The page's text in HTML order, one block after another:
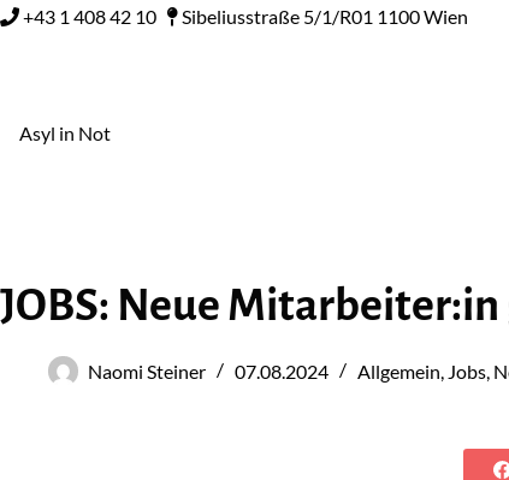
+43 1 408 42 10 Sibeliusstraße 5/1/R01 1100 Wien
Asyl in Not
JOBS: Neue
Naomi Steiner 07.08.2024 Allgemein Jobs